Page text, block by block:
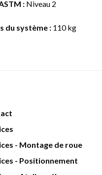
: Niveau 2
du système : 110 kg
- Montage de roue
- Positionnement